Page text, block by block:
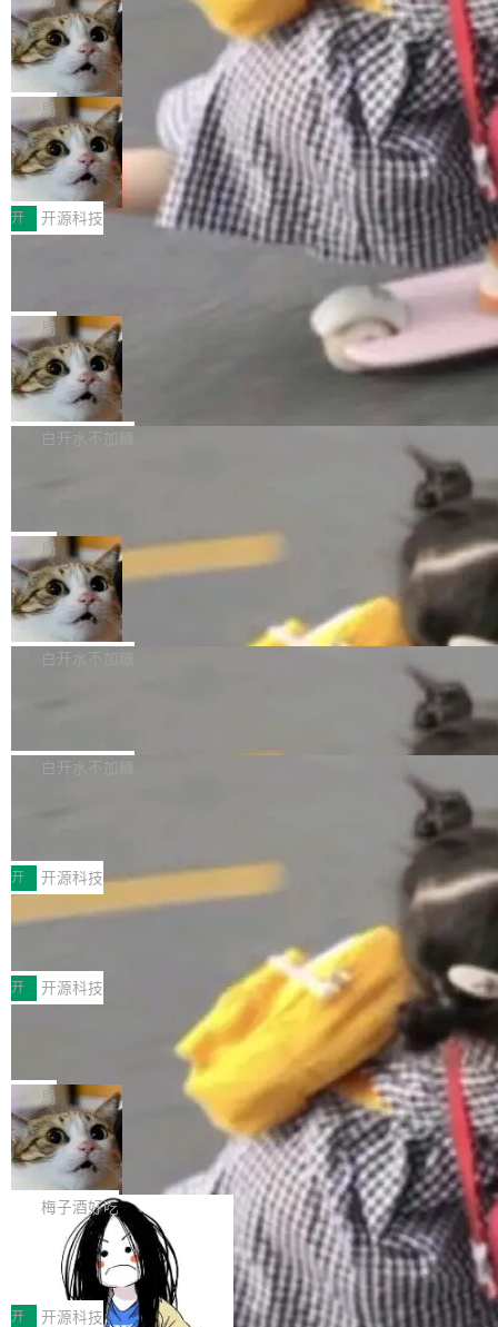
现实 过去两年，CIO们的焦虑清单上多了两项：
一是如何让大模型和智能体应用安全地从PoC走
向生产，二是如何让测试团队跟得上AI应用...
设置，如果用布尔值 + 可空字段来表示——bool
ean 表示是否可切换，nullable 的默认模式、浅
色方案、深色方案——会产生大量无意义的组
合。方案缺了、配置冲突了、全 null 了。要知道
哪些组合有效，作者说，你得靠"文档、校验、或
者部落知识"。 换个写法。Rust 的 enum，两个
变体：Switchable...
个"AI 知识库 + 聊天机器人"——每个大厂都在
做，没什么新鲜的。 但 Kenton Varda 在 Twitte
r 上把事情说清楚了： 今天我们发布了 Cloudfla
re OS，一个带连接器的聊天机器人，跟其他所
有科技公司做的一样。只不过，实际上它不一
样。这是 Sandstorm.io 的重制版，我十年前的
那个创业公司。不同的是，这次它构建在 Cloudf
lare Workers 上——我花了九年时间搭建的平台
——并且深度集成了 AI。这基本上是我十年秘密
Deno 团队开源 Celld，可自托管的分
布式 Durable Objects
Ryan Dahl 领导的 Deno 团队推出了最新开源项
目 Celld，一个能在自己机器上运行 Cloudflare
Workers 和 Durable Objects 的守护进程。 设
计思路很直接：每个对象是一个独立的 SQLite
数据库，按名称寻址，复制到你自己的 S3 兼容
存储库里。节点之间只通过这个存储库协调——
没有控制平面，没有共识协议。每个对象自带一
个小型数据库，应用天然按分片构建，单个数据
库的竞争和爆炸半径问题在设计层面就被消除
了。 闲置的 cell 会休眠到几乎不占资源。当 cel
l 迁移或唤醒时，新宿主从 S3 恢复 SQLite 数据
库继续执行。存储库是持久化的唯一真相...
局
鲁大师7月新机性能/流畅/AI榜：vivo夺
性能、流畅双第一，三星Galaxy Z系列
新折叠缺席
2026年7月的手机市场，由于存储等硬件成本暴
增，手机厂商的日子也不好过啊，新机速度明显
放缓，因此硝烟味淡了许多。新机参数规格除开
高价的三星折叠（三星Galaxy Z Fold8 Ultra / Z
Fold8 / Z Flip8）外，其余要么是中低端机器，
例如iQOO Z11i、REDMI Note 17、REDMI No
te 17 Pro、OPPO K15，要么是vivo X300 E这
样的次旗舰。 Galaxy Z Fold8 Ultra / Z Fold8 /
Z Flip8三款折叠屏新机均在7月22日发布，且全
部搭载骁龙8 Elite Gen5 for Galaxy，它们本该
开 开源科技
Zed 编辑器团队发布了新项目——DeltaDB，一
个在 git commit 之间记录每一次编辑操作的版
本控制系统。目前处于 Early Access 阶段。 De
ltaDB 的核心思路直接写在 landing page 最显
眼的位置：「Software is made between com
mits」——软件是在 commit 之间写出来的。git
是把这段空隙补上。 回退到任何一次编辑：Delt
aDB 捕获 commit 之间的每一次操作，...
局
SpaceXAI 单季资本开支达 183 亿美元
根据风险投资人Tomer Tunguz 博客（VC 分
析）披露的最新分析与第二季度业绩报告，Spac
微软同期总资本开支的四成。 与亚马逊、Alpha
bet、微软以及 Meta 等传统科技巨头相比，Spa
ceXAI的资金消耗速度尤为引人瞩目。然而，支
撑庞大支出的资金来源却呈现出截然不同的面
貌。数据显示，微软和 Meta 主要依托充沛的经
白开水不加糖
一个在终端里运行的编程 agent；Muse Spark
1.2，驱动这个 agent 的新模型。一句话概括：
你可以用 curl -fsSL https://dev.meta.ai/install.
sh | bash 安装一个能在大项目里自动规划、写
代码、验证结果的 AI 终端工具。 据介绍，Muse
个主 agent 循环，外加一组后台 agent。这些后
局
美团开源 LoHoSearch，用知识图谱校
准 AI 能力认知
机器出题的前提，是让机器拥有全局视野。整个
构建流程可以分为四个环节：建图 → 控制难度
白开水不加糖
库，并将作为transport接入Mooncake TENT。
MPComm将作为一种传输引擎接入Mooncake T
ENT，实现零拷贝传输性能提升30%、非零拷贝
传输性能最高提升5倍。UCL-MPComm底层基
于自研UCL-Engine通信引擎，后续腾讯网平将
持续开源更多基于UCL-Engine的高性能通信组
件。 腾讯网平团队在UCL-MPComm中实现了一
个独立于业务线程的全局通信引擎（Engine），
白开水不加糖
型案例入选名单》，深信服“面向企业研发场景的
开源 AI 编程平台 CoStrict 应用”凭借卓越的技术
创新与落地成效成功入选。 全链路私有化部署，
助力企业AI研发安全落地 当前，越来越多企业已
经开始引入 AI Coding 工具，通过调用公有云模
型或企业内部部署模型提升研发效率。但随着 AI
Coding 从个人辅助工具逐步走向团队级、组织
级应用，企业在规模化落地过程中，对安全性、
可控性和代码质量提出了更高要求。 首先是数据
安全与合规要求。对于大多数普通研发场景，公
有云模型能够满足快速试用和效率提升的需求。
但对于金融、能源、医疗等对数据安全要求较...
开 开源科技
深信服AI算力网关入选工信部人工智能
前不久，工业和信息化部正式发布《2025年人工
智能应用典型案例名单》，集中展示人工智能在
各领域的应用成果，覆盖技术底座、行业赋能、
产品应用、支撑保障、专题等五大方向。深信服
AI算力网关（AI创新平台）成功入选！ 随着各行
各业的Agent走向规模化建设，算力构成形态逐
渐丰富，用户关注的重点也在发生变化：不只是
让AI用起来，还要进一步看清混合算力时代下，
Token花在哪里、算力是否被充分利用，以及持
续增长的AI成本该如何优化。 深信服AI算力网关
正是围绕这些实际问题，从Token治理和成本治
理两个方面，让用户的每一份算力都看得清、管
得住、用得稳、省得下、更安全！ 一、从现在开
始，Token使用一目...
开 开源科技
Jeff Dean 离开 Google：一个时代的结
束，一个实验室的开始
Google 员工编号 20。MapReduce 作者之一。
Bigtable 作者之一。TensorFlow 的作者之一。
Gemini 的架构师。Google 首席科学家。 Jeff D
ean 在 Google 工作了 27 年后，宣布离职。 他
不是一个人走。一同离开的还有 Sanjay Ghema
wat（Google 员工编号 23，Jeff Dean 二十多
年的编程搭档，MapReduce 和 Bigtable 的共同
作者）、Quoc Le（Google 大脑核心成员，Se
q2Seq 和 DocAI 的共同发明人）以及 Oriol Vin
yals（Gemini 联合负责人，AlphaSta...
局
🔥 SolonCode v2026.8.4 发布：界面
字体可调、22 种语言、记忆搜索增强
打开终端就能上岗的全中文编码智能体，这一轮
把「看得清、用母语、记得住」三件事一次补
齐。 SolonCode 是什么 SolonCode 是杭州无
耳科技研发的企业级终端编码智能体——一位全
中文驱动的数字员工，自主理解需求、规划步
骤、编写代码。不挑模型、不挑平台，curl 一行
梅子酒好吃
让“代码语义理解”深度释放AI Coding
价值潜能：华为云码道（CodeArts）
代码仓技术解析
一、代码仓深度理解技术的作用与价值 在软件工
程实践中，代码仓是企业核心知识资产的主要载
开 开源科技